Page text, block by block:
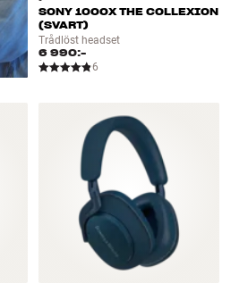
SONY 1000X THE COLLEXION
(SVART)
Trådlöst headset
6 990:-
6